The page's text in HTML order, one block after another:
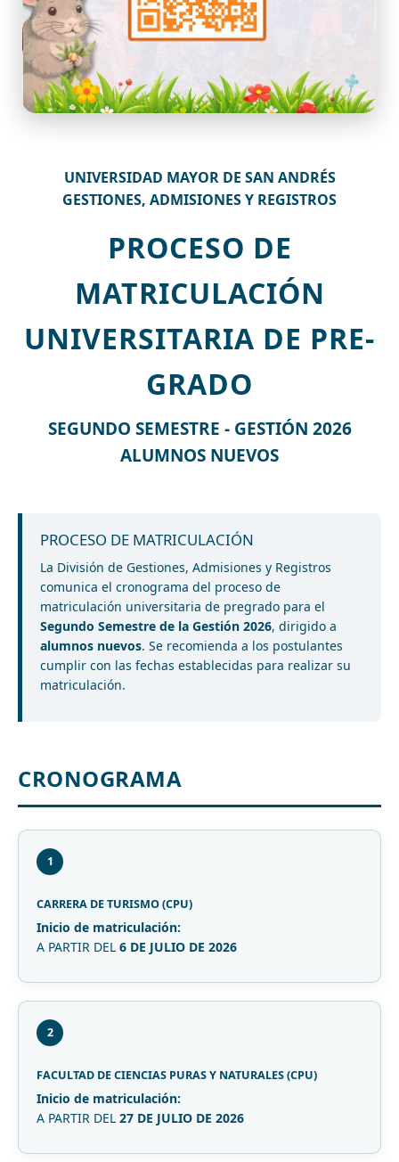
UNIVERSIDAD MAYOR DE SAN ANDRÉS
GESTIONES, ADMISIONES Y REGISTROS
PROCESO DE
MATRICULACIÓN
UNIVERSITARIA DE PRE-
GRADO
SEGUNDO SEMESTRE - GESTIÓN 2026
ALUMNOS NUEVOS
PROCESO DE MATRICULACIÓN
La División de Gestiones, Admisiones y Registros
comunica el cronograma del proceso de
matriculación universitaria de pregrado para el
Segundo Semestre de la Gestión 2026, dirigido a
alumnos nuevos. Se recomienda a los postulantes
cumplir con las fechas establecidas para realizar su
matriculación.
CRONOGRAMA
1
CARRERA DE TURISMO (CPU)
Inicio de matriculación:
A PARTIR DEL 6 DE JULIO DE 2026
2
FACULTAD DE CIENCIAS PURAS Y NATURALES (CPU)
Inicio de matriculación:
A PARTIR DEL 27 DE JULIO DE 2026